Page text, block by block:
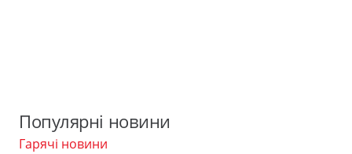
Популярні новини
Гарячі новини